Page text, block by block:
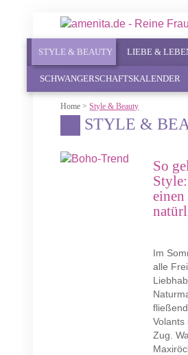
STYLE & BEAUTY LIEBE &
SCHWANGERSCHAFTSKALENDER
Home >Style & Beauty
STYLE &
So
einen
Im
alle
Volants
Zug.